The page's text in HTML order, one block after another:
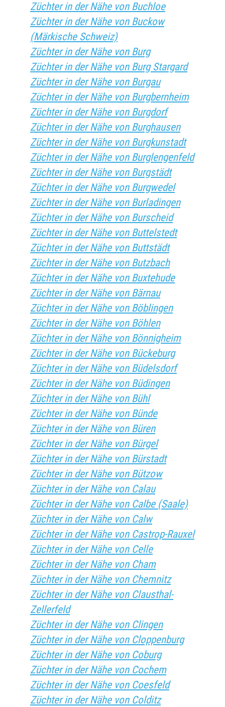
Züchter in der Nähe von Buchloe
Züchter in der Nähe von Buckow
(Märkische Schweiz)
Züchter in der Nähe von Burg
Züchter in der Nähe von Burg Stargard
Züchter in der Nähe von Burgau
Züchter in der Nähe von Burgbernheim
Züchter in der Nähe von Burgdorf
Züchter in der Nähe von Burghausen
Züchter in der Nähe von Burgkunstadt
Züchter in der Nähe von Burglengenfeld
Züchter in der Nähe von Burgstädt
Züchter in der Nähe von Burgwedel
Züchter in der Nähe von Burladingen
Züchter in der Nähe von Burscheid
Züchter in der Nähe von Buttelstedt
Züchter in der Nähe von Buttstädt
Züchter in der Nähe von Butzbach
Züchter in der Nähe von Buxtehude
Züchter in der Nähe von Bärnau
Züchter in der Nähe von Böblingen
Züchter in der Nähe von Böhlen
Züchter in der Nähe von Bönnigheim
Züchter in der Nähe von Bückeburg
Züchter in der Nähe von Büdelsdorf
Züchter in der Nähe von Büdingen
Züchter in der Nähe von Bühl
Züchter in der Nähe von Bünde
Züchter in der Nähe von Büren
Züchter in der Nähe von Bürgel
Züchter in der Nähe von Bürstadt
Züchter in der Nähe von Bützow
Züchter in der Nähe von Calau
Züchter in der Nähe von Calbe (Saale)
Züchter in der Nähe von Calw
Züchter in der Nähe von Castrop-Rauxel
Züchter in der Nähe von Celle
Züchter in der Nähe von Cham
Züchter in der Nähe von Chemnitz
Züchter in der Nähe von Clausthal-
Zellerfeld
Züchter in der Nähe von Clingen
Züchter in der Nähe von Cloppenburg
Züchter in der Nähe von Coburg
Züchter in der Nähe von Cochem
Züchter in der Nähe von Coesfeld
Züchter in der Nähe von Colditz